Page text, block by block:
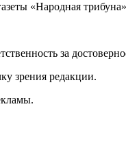
«Народная
за
зрения редакции.